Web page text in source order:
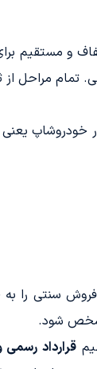
و مستقیم
تمام مراحل
خودروشاپ
سنتی را به
مشخص شود.
قرارداد